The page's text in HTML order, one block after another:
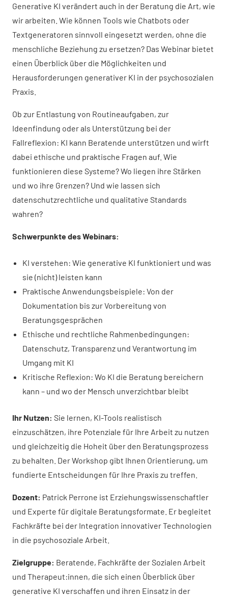
Generative KI verändert auch in der Beratung die Art, wie
wir arbeiten. Wie können Tools wie Chatbots oder
Textgeneratoren sinnvoll eingesetzt werden, ohne die
menschliche Beziehung zu ersetzen? Das Webinar bietet
einen Überblick über die Möglichkeiten und
Herausforderungen generativer KI in der psychosozialen
Praxis.
Ob zur Entlastung von Routineaufgaben, zur
Ideenfindung oder als Unterstützung bei der
Fallreflexion: KI kann Beratende unterstützen und wirft
dabei ethische und praktische Fragen auf. Wie
funktionieren diese Systeme? Wo liegen ihre Stärken
und wo ihre Grenzen? Und wie lassen sich
datenschutzrechtliche und qualitative Standards
wahren?
Schwerpunkte des Webinars:
KI verstehen: Wie generative KI funktioniert und was
sie (nicht) leisten kann
Praktische Anwendungsbeispiele: Von der
Dokumentation bis zur Vorbereitung von
Beratungsgesprächen
Ethische und rechtliche Rahmenbedingungen:
Datenschutz, Transparenz und Verantwortung im
Umgang mit KI
Kritische Reflexion: Wo KI die Beratung bereichern
kann – und wo der Mensch unverzichtbar bleibt
Ihr Nutzen: Sie lernen, KI-Tools realistisch
einzuschätzen, ihre Potenziale für Ihre Arbeit zu nutzen
und gleichzeitig die Hoheit über den Beratungsprozess
zu behalten. Der Workshop gibt Ihnen Orientierung, um
fundierte Entscheidungen für Ihre Praxis zu treffen.
Dozent: Patrick Perrone ist Erziehungswissenschaftler
und Experte für digitale Beratungsformate. Er begleitet
Fachkräfte bei der Integration innovativer Technologien
in die psychosoziale Arbeit.
Zielgruppe: Beratende, Fachkräfte der Sozialen Arbeit
und Therapeut:innen, die sich einen Überblick über
generative KI verschaffen und ihren Einsatz in der